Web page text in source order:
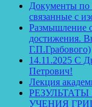
Документы по
связанные с
Размышление
достижения.
Г.П.Грабового)
14.11.2025 С
Петрович!
Лекция
УЧЕНИЯ